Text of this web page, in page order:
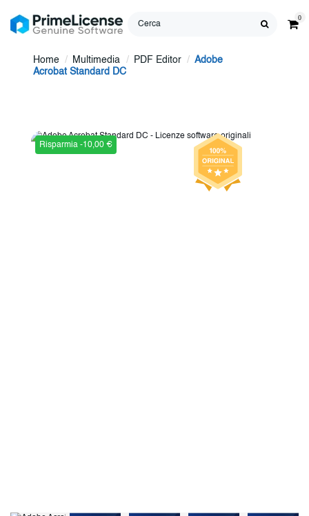
0
Home Multimedia PDF Editor
Adobe
Acrobat Standard DC
Risparmia -10,00 €